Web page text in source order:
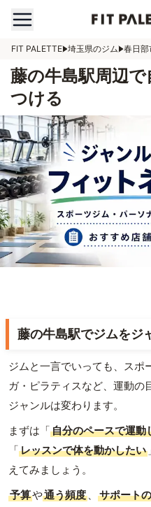
FIT PALETTE 埼玉県のジム 春日部
藤の牛島駅周辺
つける
藤の牛島駅でジムをジ
ジムと一言でいっても、スポ
ガ・ピラティスなど、運動の
ジャンルは変わります。
まずは「自分のペースで運動
「レッスンで体を動かしたい
えてみましょう。
予算や通う頻度 、 サポート